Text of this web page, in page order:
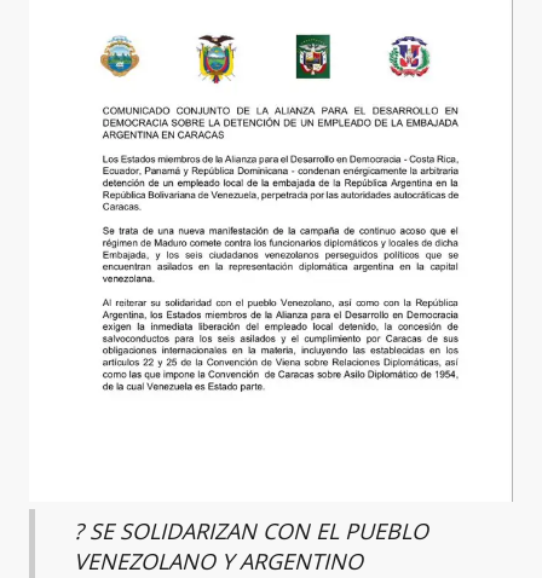
? SE SOLIDARIZAN CON EL PUEBLO
VENEZOLANO Y ARGENTINO